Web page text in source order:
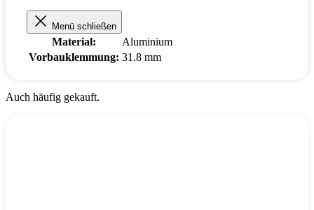
Menü schließen
Material:
Aluminium
Vorbauklemmung: 31.8 mm
Auch häufig gekauft.